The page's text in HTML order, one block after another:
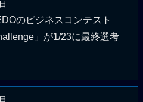
のビジネスコンテスト
」が1/23に最終選考